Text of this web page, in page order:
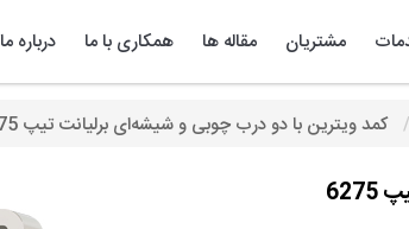
مشتریان مقاله ها همکاری با ما درباره ما
کمد ویترین با دو درب چوبی و شیشه‌‌ای برلیانت تیپ 6275